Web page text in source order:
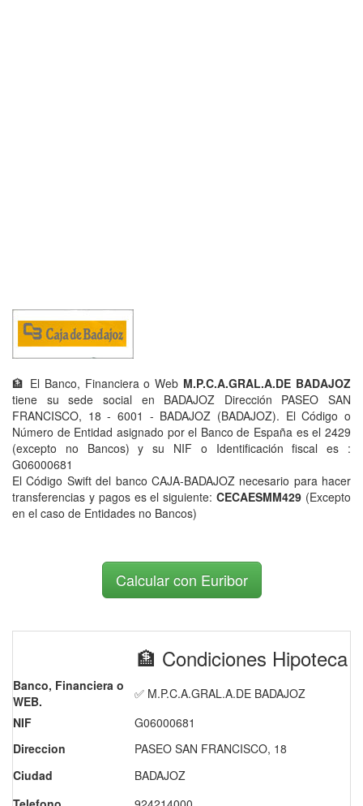
🏦 El Banco, Financiera o Web M.P.C.A.GRAL.A.DE BADAJOZ
tiene su sede social en BADAJOZ Dirección PASEO SAN
FRANCISCO, 18 - 6001 - BADAJOZ (BADAJOZ). El Código o
Número de Entidad asignado por el Banco de España es el 2429
(excepto no Bancos) y su NIF o Identificación fiscal es :
G06000681
El Código Swift del banco CAJA-BADAJOZ necesario para hacer
transferencias y pagos es el siguiente:CECAESMM429 (Excepto
en el caso de Entidades no Bancos)
Calcular con Euribor
🏦 Condiciones Hipoteca
Banco, Financiera o
WEB.
✅ M.P.C.A.GRAL.A.DE BADAJOZ
NIF
G06000681
Direccion
PASEO SAN FRANCISCO, 18
Ciudad
BADAJOZ